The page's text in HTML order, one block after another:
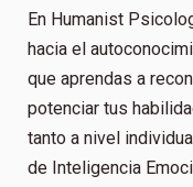
En Humanist
hacia el
que aprendas a
potenciar tus
tanto a nivel
de Inteligencia